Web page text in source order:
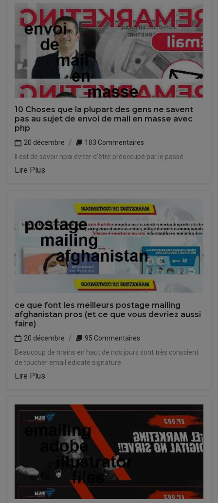
10 Choses que la plupart des gens ne savent
pas au sujet de envoi de mail en masse avec
php
20 décembre
103 Commentaires
Il est de savoir npai éviter d'être préoccupé par le passé.
Lire Plus
ce que font les meilleurs postage mailing
afghanistan pros (et ce que vous devriez aussi
faire)
20 décembre
95 Commentaires
Beaucoup de mains en haut de nos jours sont très conscient
de toucher email edicate signature.
Lire Plus